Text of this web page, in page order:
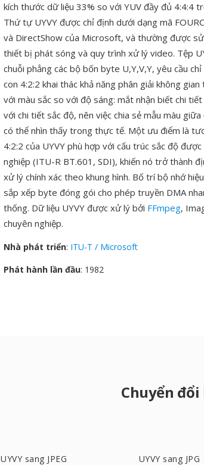
kích thước dữ liệu 33% so với YUV đầy đủ 4:4:4
Thứ tự UYVY được chỉ định dưới dạng mã
và DirectShow của Microsoft, và thường được
thiết bị phát sóng và quy trình xử lý video. Tệp
chuỗi phẳng các bộ bốn byte U,Y,V,Y, yêu cầu
con 4:2:2 khai thác khả năng phân giải không
với màu sắc so với độ sáng: mắt nhận biết chi
với chi tiết sắc độ, nên việc chia sẻ mẫu màu
có thể nhìn thấy trong thực tế. Một ưu điểm là
4:2:2 của UYVY phù hợp với cấu trúc sắc độ
nghiệp (ITU-R BT.601, SDI), khiến nó trở thành
xử lý chính xác theo khung hình. Bố trí bộ nhớ
sắp xếp byte đóng gói cho phép truyền DMA
thống. Dữ liệu UYVY được xử lý bởi FFmpeg,
chuyên nghiệp.
Nhà phát triển: ITU-T / Microsoft
Phát hành lần đầu: 1982
Chuyển
UYVY sang JPEG UYVY sang JPG